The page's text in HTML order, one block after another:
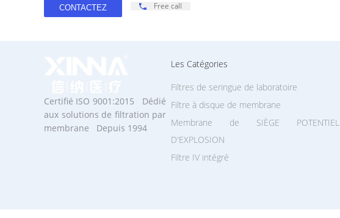
Free call
Certifié ISO 9001:2015 Dédié
aux solutions de filtration par
membrane Depuis 1994
Les Catégories
Filtre IV intégré
Filtres de seringue de laboratoire
Filtre à disque de membrane
Membrane de SIÈGE POTENTIEL
D'EXPLOSION